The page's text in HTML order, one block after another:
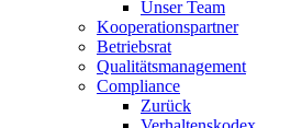
Unser Team
Kooperationspartner
Betriebsrat
Qualitätsmanagement
Compliance
Zurück